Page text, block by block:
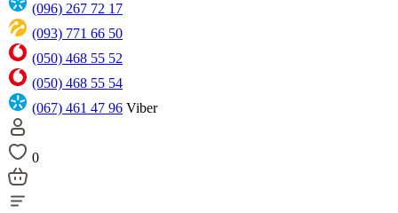
(096) 267 72 17
(093) 771 66 50
(050) 468 55 52
(050) 468 55 54
(067) 461 47 96 Viber
0